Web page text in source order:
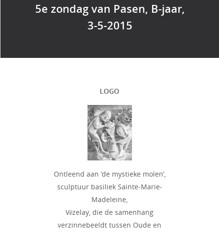
5e zondag van Pasen, B-jaar,
3-5-2015
LOGO
Ontleend aan ‘de mystieke molen’,
sculptuur basiliek Sainte-Marie-
Madeleine,
Vézelay, die de samenhang
verzinnebeeldt tussen Oude en